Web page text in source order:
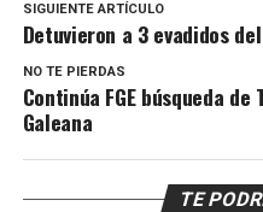
SIGUIENTE ARTÍCULO
Detuvieron a 3 evadidos
NO TE PIERDAS
Continúa FGE búsqueda
Galeana
TE